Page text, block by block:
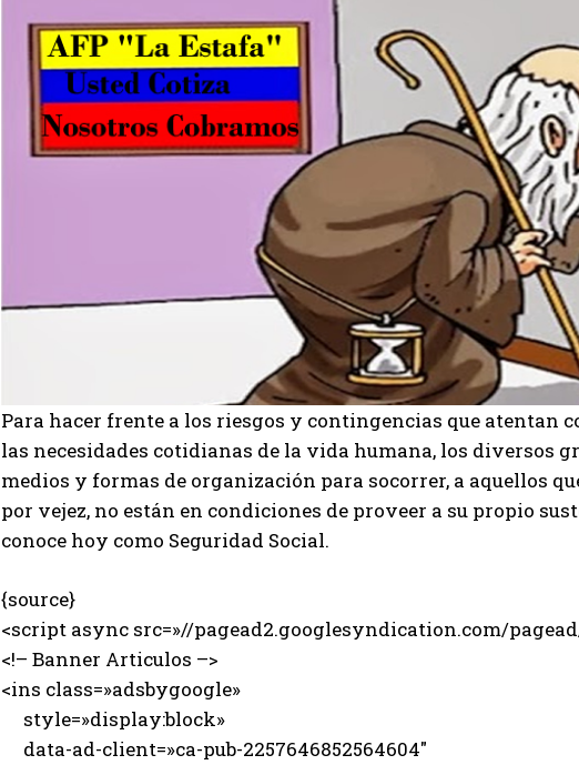
Para hacer frente a los riesgos y contingencias que atentan
las necesidades cotidianas de la vida humana, los diversos
medios y formas de organización para socorrer, a aquellos
por vejez, no están en condiciones de proveer a su propio
conoce hoy como Seguridad Social.
{source}
<script async src=»//pagead2.googlesyndication.com/
<!– Banner Articulos –>
<ins class=»adsbygoogle»
style=»display:block»
data-ad-client=»ca-pub-2257646852564604″